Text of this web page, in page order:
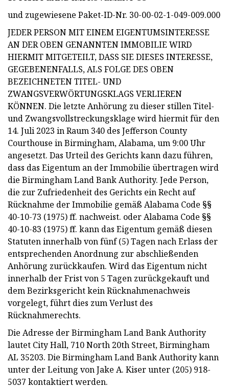
und zugewiesene Paket-ID-Nr. 30-00-02-1-049-009.000
JEDER PERSON MIT EINEM EIGENTUMSINTERESSE
AN DER OBEN GENANNTEN IMMOBILIE WIRD
HIERMIT MITGETEILT, DASS SIE DIESES INTERESSE,
GEGEBENENFALLS, ALS FOLGE DES OBEN
BEZEICHNETEN TITEL- UND
ZWANGSVERWÖRTUNGSKLAGS VERLIEREN
KÖNNEN. Die letzte Anhörung zu dieser stillen Titel-
und Zwangsvollstreckungsklage wird hiermit für den
14. Juli 2023 in Raum 340 des Jefferson County
Courthouse in Birmingham, Alabama, um 9:00 Uhr
angesetzt. Das Urteil des Gerichts kann dazu führen,
dass das Eigentum an der Immobilie übertragen wird
die Birmingham Land Bank Authority. Jede Person,
die zur Zufriedenheit des Gerichts ein Recht auf
Rücknahme der Immobilie gemäß Alabama Code §§
40-10-73 (1975) ff. nachweist. oder Alabama Code §§
40-10-83 (1975) ff. kann das Eigentum gemäß diesen
Statuten innerhalb von fünf (5) Tagen nach Erlass der
entsprechenden Anordnung zur abschließenden
Anhörung zurückkaufen. Wird das Eigentum nicht
innerhalb der Frist von 5 Tagen zurückgekauft und
dem Bezirksgericht kein Rücknahmenachweis
vorgelegt, führt dies zum Verlust des
Rücknahmerechts.
Die Adresse der Birmingham Land Bank Authority
lautet City Hall, 710 North 20th Street, Birmingham
AL 35203. Die Birmingham Land Bank Authority kann
unter der Leitung von Jake A. Kiser unter (205) 918-
5037 kontaktiert werden.